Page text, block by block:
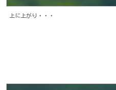
上に上がり・・・